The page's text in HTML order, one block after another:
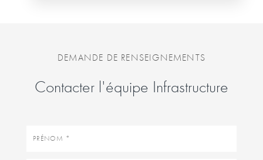
DEMANDE DE RENSEIGNEMENTS
Contacter l'équipe Infrastructure
Prénom